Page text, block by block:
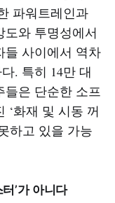
파워트레인과
도와 투명성에서
들 사이에서 역차
. 특히 14만 대
들은 단순한 소프
‘화재 및 시동 꺼
하고 있을 가능
’가 아니다